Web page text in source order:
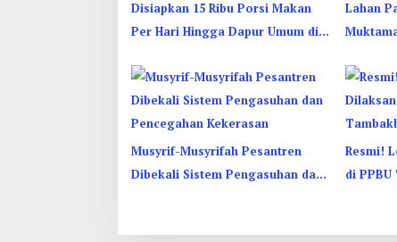
Disiapkan 15 Ribu Porsi Makan
Per Hari Hingga Dapur Umum di
Lahan
Musyrif-Musyrifah Pesantren
Dibekali Sistem Pengasuhan dan
Resmi!
di